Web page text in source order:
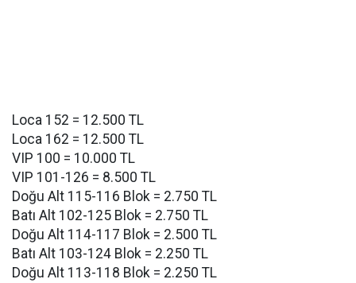
Loca 152 = 12.500 TL
Loca 162 = 12.500 TL
VIP 100 = 10.000 TL
VIP 101-126 = 8.500 TL
Doğu Alt 115-116 Blok = 2.750 TL
Batı Alt 102-125 Blok = 2.750 TL
Doğu Alt 114-117 Blok = 2.500 TL
Batı Alt 103-124 Blok = 2.250 TL
Doğu Alt 113-118 Blok = 2.250 TL